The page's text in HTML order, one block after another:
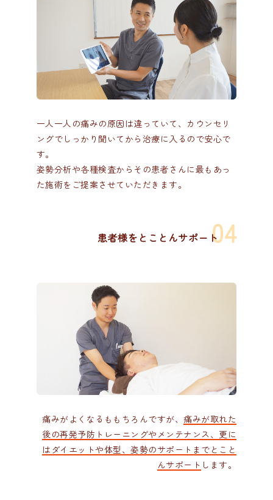
一人一人の痛みの原因は違っていて、カウンセリ
ングでしっかり聞いてから治療に入るので安心で
す。
姿勢分析や各種検査からその患者さんに最もあっ
た施術をご提案させていただきます。
患者様をとことんサポート
痛みがよくなるももちろんですが、痛みが取れた
後の再発予防トレーニングやメンテナンス、更に
はダイエットや体型、姿勢のサポートまでとこと
んサポート します。